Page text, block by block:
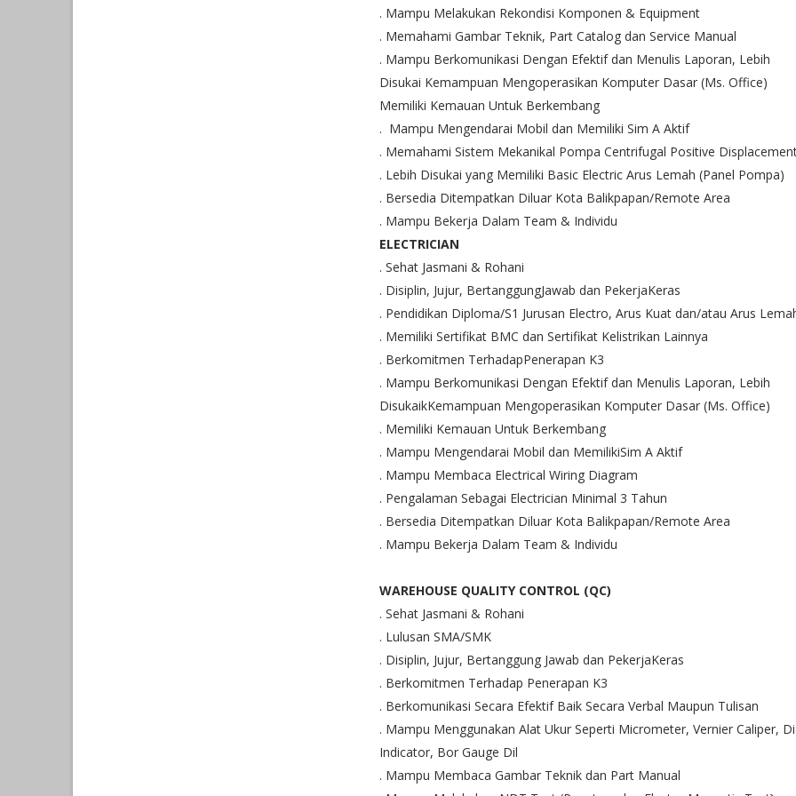
. Mampu Melakukan Rekondisi Komponen & Equipment
. Memahami Gambar Teknik, Part Catalog dan Service Manual
. Mampu Berkomunikasi Dengan Efektif dan Menulis Laporan, Lebih
Disukai Kemampuan Mengoperasikan Komputer Dasar (Ms. Office)
Memiliki Kemauan Untuk Berkembang
. Mampu Mengendarai Mobil dan Memiliki Sim A Aktif
. Memahami Sistem Mekanikal Pompa Centrifugal Positive
. Lebih Disukai yang Memiliki Basic Electric Arus Lemah (Panel Pompa)
. Bersedia Ditempatkan Diluar Kota Balikpapan/Remote Area
. Mampu Bekerja Dalam Team & Individu
ELECTRICIAN
. Sehat Jasmani & Rohani
. Disiplin, Jujur, BertanggungJawab dan PekerjaKeras
. Pendidikan Diploma/S1 Jurusan Electro, Arus Kuat dan/atau Arus
. Memiliki Sertifikat BMC dan Sertifikat Kelistrikan Lainnya
. Berkomitmen TerhadapPenerapan K3
. Mampu Berkomunikasi Dengan Efektif dan Menulis Laporan, Lebih
DisukaikKemampuan Mengoperasikan Komputer Dasar (Ms. Office)
. Memiliki Kemauan Untuk Berkembang
. Mampu Mengendarai Mobil dan MemilikiSim A Aktif
. Mampu Membaca Electrical Wiring Diagram
. Pengalaman Sebagai Electrician Minimal 3 Tahun
. Bersedia Ditempatkan Diluar Kota Balikpapan/Remote Area
. Mampu Bekerja Dalam Team & Individu
WAREHOUSE QUALITY CONTROL (QC)
. Sehat Jasmani & Rohani
. Lulusan SMA/SMK
. Disiplin, Jujur, Bertanggung Jawab dan PekerjaKeras
. Berkomitmen Terhadap Penerapan K3
. Berkomunikasi Secara Efektif Baik Secara Verbal Maupun Tulisan
. Mampu Menggunakan Alat Ukur Seperti Micrometer, Vernier Caliper,
Indicator, Bor Gauge Dil
. Mampu Membaca Gambar Teknik dan Part Manual